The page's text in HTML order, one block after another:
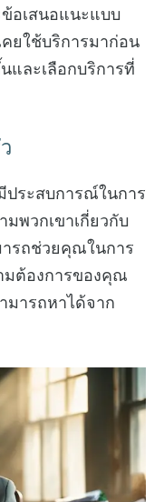
อเสนอแนะแบบ
ยใช้บริการมาก่อน
ละเลือกบริการที่
ระสบการณ์ในการ
พวกเขาเกี่ยวกับ
ารถช่วยคุณในการ
มต้องการของคุณ
มารถหาได้จาก